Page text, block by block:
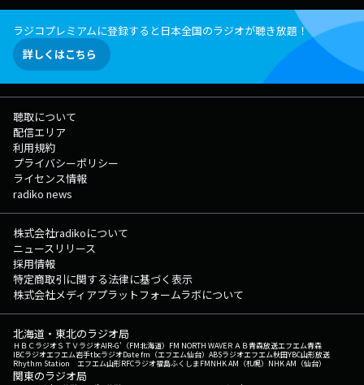
ラジコプレミアムに登録すると日本全国のラジオが聴き放題！
詳しくはこちら
聴取について
配信エリア
利用規約
プライバシーポリシー
ライセンス情報
radiko news
株式会社radikoについて
ニュースリリース
採用情報
特定商取引に関する法律に基づく表示
株式会社メディアプラットフォームラボについて
北海道・東北のラジオ局
ＨＢＣラジオＳＴＶラジオAIR-G'（FM北海道） FM NORTH WAVEＲＡＢ青森放送エフエム青森
IBCラジオエフエム岩手tbcラジオDate fm（エフエム仙台） ABSラジオエフエム秋田YBC山形放送
Rhythm Station エフエム山形RFCラジオ福島ふくしまFMNHK AM（札幌） NHK AM（仙台）
関東のラジオ局